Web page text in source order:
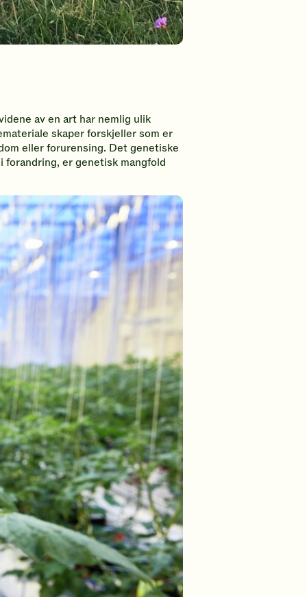
av en art har nemlig ulik
skaper forskjeller som er
eller forurensing. Det genetiske
forandring, er genetisk mangfold